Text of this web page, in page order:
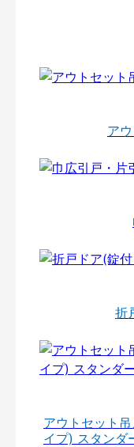
ア
折
アウトセット
イプ) スタンダ